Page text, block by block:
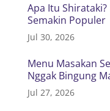
Apa Itu
Semakin Populer
Jul 30, 2026
Menu Masakan
Nggak Bingung
Jul 27, 2026